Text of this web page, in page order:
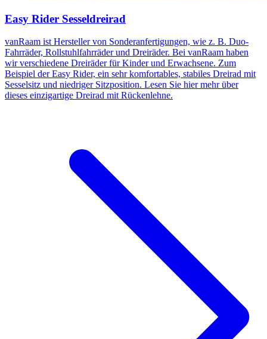
Easy Rider Sesseldreirad
vanRaam ist Hersteller von Sonderanfertigungen, wie z. B. Duo-
Fahrräder, Rollstuhlfahrräder und Dreiräder. Bei vanRaam haben
wir verschiedene Dreiräder für Kinder und Erwachsene. Zum
Beispiel der Easy Rider, ein sehr komfortables, stabiles Dreirad mit
Sesselsitz und niedriger Sitzposition. Lesen Sie hier mehr über
dieses einzigartige Dreirad mit Rückenlehne.